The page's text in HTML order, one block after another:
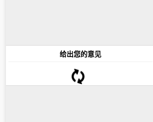
给出您的意见